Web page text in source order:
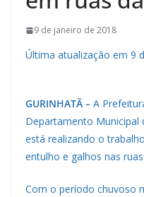
9 de janeiro de 2018
Última atualização em 9
GURINHATÃ – A
Departamento Municipal
está realizando o
entulho e galhos nas
Com o período chuvoso